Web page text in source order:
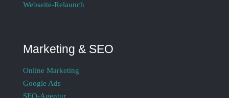
Webseite-Relaunch
Marketing & SEO
Online Marketing
Google Ads
SEO-Agentur